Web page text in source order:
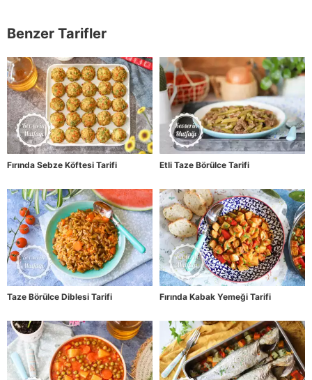
Benzer Tarifler
Fırında Sebze Köftesi Tarifi Etli Taze Börülce Tarifi
Taze Börülce Diblesi Tarifi Fırında Kabak Yemeği Tarifi